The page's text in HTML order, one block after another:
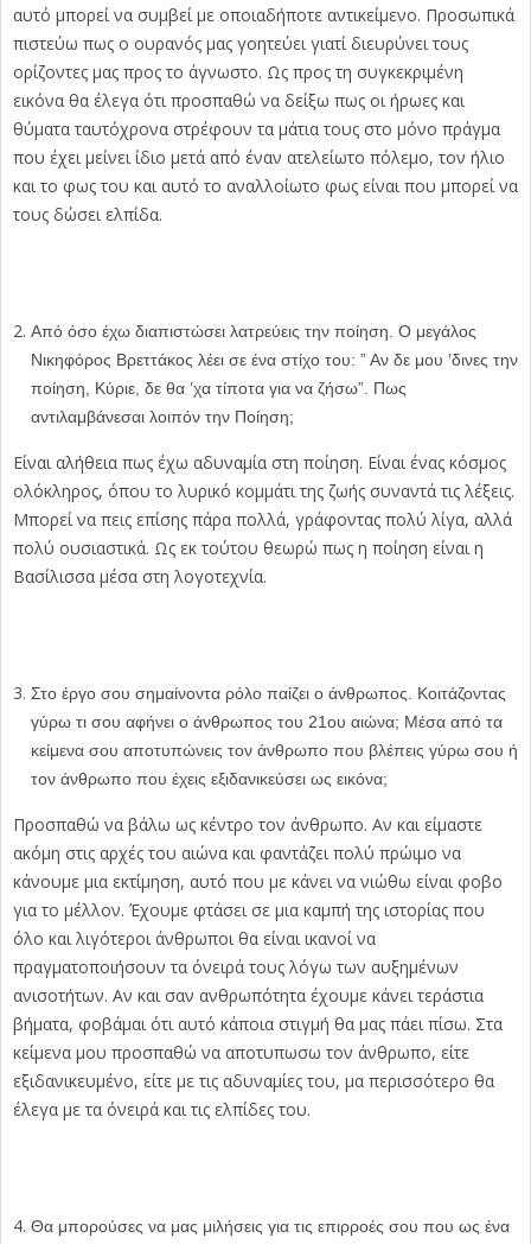
αυτό μπορεί να συμβεί με οποιαδήποτε αντικείμενο. Προσωπικά
πιστεύω πως ο ουρανός μας γοητεύει γιατί διευρύνει τους
ορίζοντες μας προς το άγνωστο. Ως προς τη συγκεκριμένη
εικόνα θα έλεγα ότι προσπαθώ να δείξω πως οι ήρωες και
θύματα ταυτόχρονα στρέφουν τα μάτια τους στο μόνο πράγμα
που έχει μείνει ίδιο μετά από έναν ατελείωτο πόλεμο, τον ήλιο
και το φως του και αυτό το αναλλοίωτο φως είναι που μπορεί να
τους δώσει ελπίδα.
Από όσο έχω διαπιστώσει λατρεύεις την ποίηση. Ο μεγάλος
Νικηφόρος Βρεττάκος λέει σε ένα στίχο του: ” Αν δε μου ’δινες την
ποίηση, Κύριε, δε θα ’χα τίποτα για να ζήσω”. Πως
αντιλαμβάνεσαι λοιπόν την Ποίηση;
Είναι αλήθεια πως έχω αδυναμία στη ποίηση. Είναι ένας κόσμος
ολόκληρος, όπου το λυρικό κομμάτι της ζωής συναντά τις λέξεις.
Μπορεί να πεις επίσης πάρα πολλά, γράφοντας πολύ λίγα, αλλά
πολύ ουσιαστικά. Ως εκ τούτου θεωρώ πως η ποίηση είναι η
Βασίλισσα μέσα στη λογοτεχνία.
Στο έργο σου σημαίνοντα ρόλο παίζει ο άνθρωπος. Κοιτάζοντας
γύρω τι σου αφήνει ο άνθρωπος του 21ου αιώνα; Μέσα από τα
κείμενα σου αποτυπώνεις τον άνθρωπο που βλέπεις γύρω σου ή
τον άνθρωπο που έχεις εξιδανικεύσει ως εικόνα;
Προσπαθώ να βάλω ως κέντρο τον άνθρωπο. Αν και είμαστε
ακόμη στις αρχές του αιώνα και φαντάζει πολύ πρώιμο να
κάνουμε μια εκτίμηση, αυτό που με κάνει να νιώθω είναι φοβο
για το μέλλον. Έχουμε φτάσει σε μια καμπή της ιστορίας που
όλο και λιγότεροι άνθρωποι θα είναι ικανοί να
πραγματοποιήσουν τα όνειρά τους λόγω των αυξημένων
ανισοτήτων. Αν και σαν ανθρωπότητα έχουμε κάνει τεράστια
βήματα, φοβάμαι ότι αυτό κάποια στιγμή θα μας πάει πίσω. Στα
κείμενα μου προσπαθώ να αποτυπωσω τον άνθρωπο, είτε
εξιδανικευμένο, είτε με τις αδυναμίες του, μα περισσότερο θα
έλεγα με τα όνειρά και τις ελπίδες του.
Θα μπορούσες να μας μιλήσεις για τις επιρροές σου που ως ένα